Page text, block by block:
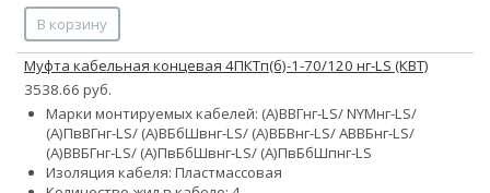
В корзину
Муфта кабельная концевая 4ПКТп(б)-1-70/120 нг-LS (КВТ)
3538.66 руб.
Марки монтируемых кабелей: (А)ВВГнг-LS/ NYMнг-LS/
(А)ПвВГнг-LS/ (А)ВБбШвнг-LS/ (А)ВБВнг-LS/ АВВБнг-LS/
(А)ВВБГнг-LS/ (А)ПвБбШвнг-LS/ (А)ПвБбШпнг-LS
Изоляция кабеля: Пластмассовая